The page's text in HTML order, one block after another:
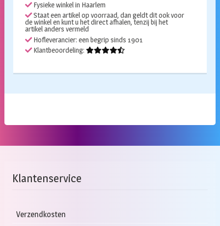
kleuren
aantal
Fysieke winkel in Haarlem
Staat een artikel op voorraad, dan geldt dit ook voor
de winkel en kunt u het direct afhalen, tenzij bij het
artikel anders vermeld
Hofleverancier: een begrip sinds 1901
Klantbeoordeling:
Klantenservice
Verzendkosten